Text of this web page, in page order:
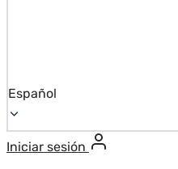
Español
Iniciar sesión